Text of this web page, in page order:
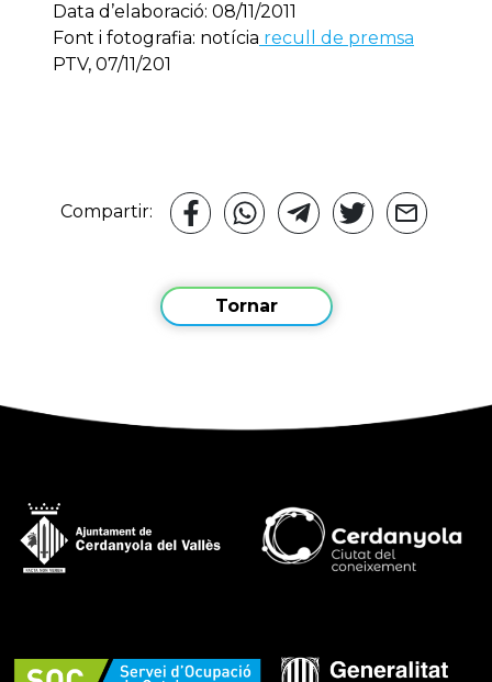
Data d’elaboració: 08/11/2011
Font i fotografia: notícia recull de premsa
PTV, 07/11/201
Compartir:
Tornar